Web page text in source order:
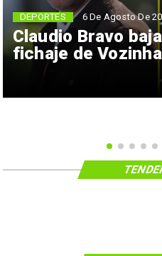
Claudio Bravo
fichaje de Vozinha
DEPORTES 6 De Agosto De